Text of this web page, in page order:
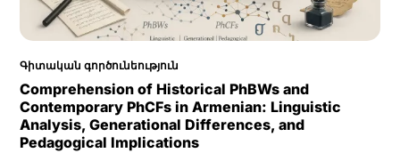
Գիտական գործունեություն
Comprehension of Historical PhBWs and
Contemporary PhCFs in Armenian: Linguistic
Analysis, Generational Differences, and
Pedagogical Implications